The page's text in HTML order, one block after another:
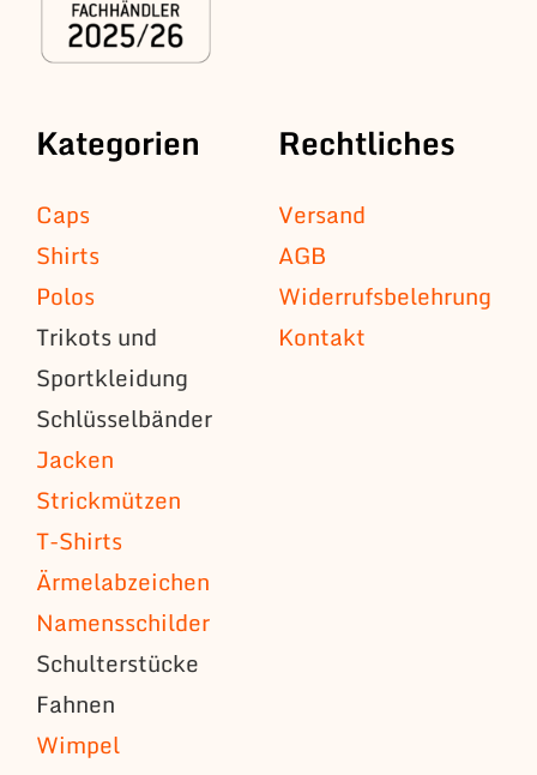
Kategorien
Caps
Shirts
Polos
Trikots und
Sportkleidung
Schlüsselbänder
Jacken
Strickmützen
T-Shirts
Ärmelabzeichen
Namensschilder
Schulterstücke
Fahnen
Wimpel
Rechtliches
Versand
AGB
Widerrufsbelehrung
Kontakt